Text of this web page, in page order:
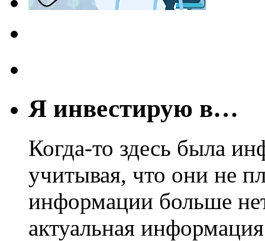
Я инвестирую в…
Когда-то здесь была
учитывая, что они не
информации больше
актуальная